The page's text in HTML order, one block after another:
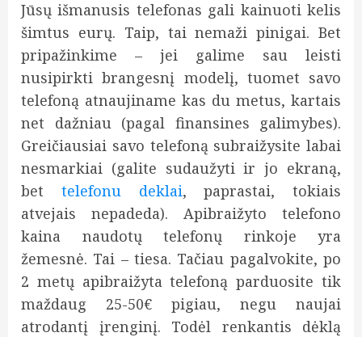
Jūsų išmanusis telefonas gali kainuoti kelis
šimtus eurų. Taip, tai nemaži pinigai. Bet
pripažinkime – jei galime sau leisti
nusipirkti brangesnį modelį, tuomet savo
telefoną atnaujiname kas du metus, kartais
net dažniau (pagal finansines galimybes).
Greičiausiai savo telefoną subraižysite labai
nesmarkiai (galite sudaužyti ir jo ekraną,
bet telefonu deklai, paprastai, tokiais
atvejais nepadeda). Apibraižyto telefono
kaina naudotų telefonų rinkoje yra
žemesnė. Tai – tiesa. Tačiau pagalvokite, po
2 metų apibraižyta telefoną parduosite tik
maždaug 25-50€ pigiau, negu naujai
atrodantį įrenginį. Todėl renkantis dėklą